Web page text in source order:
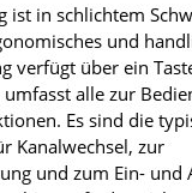
ist in schlichtem
und
verfügt über ein
alle zur
Es sind die
Kanalwechsel, zur
und zum Ein- und